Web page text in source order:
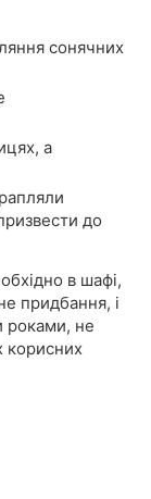
сонячних
а
до
в шафі,
придбання, і
роками, не
корисних